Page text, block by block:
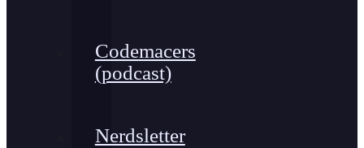
Codemacers
(podcast)
Nerdsletter